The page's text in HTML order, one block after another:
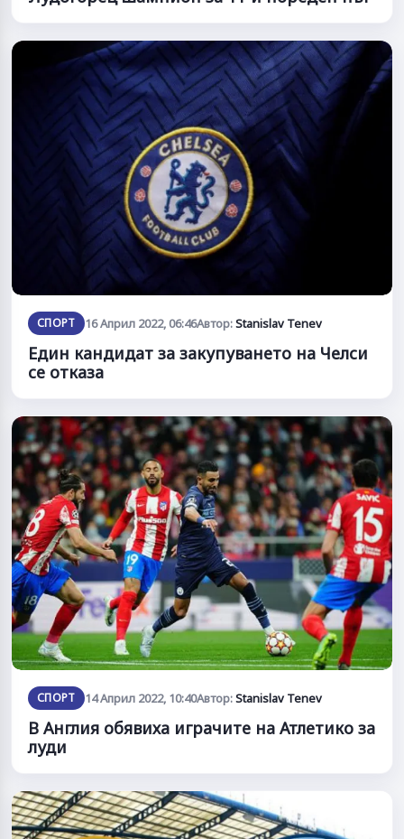
СПОРТ 16 Април 2022, 06:46Автор:Stanislav Tenev
Един кандидат за закупуването на Челси
се отказа
СПОРТ 14 Април 2022, 10:40Автор:Stanislav Tenev
В Англия обявиха играчите на Атлетико за
луди